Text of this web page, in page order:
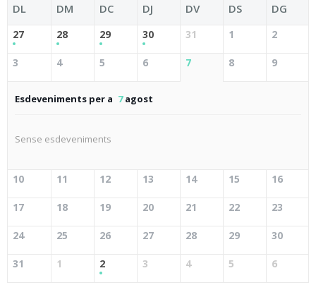
DL DM DC DJ DV DS DG
27 28 29 30 31 1 2
3 4 5 6 7 8 9
Esdeveniments per a 7agost
Sense esdeveniments
10 11 12 13 14 15 16
17 18 19 20 21 22 23
24 25 26 27 28 29 30
31 1 2 3 4 5 6